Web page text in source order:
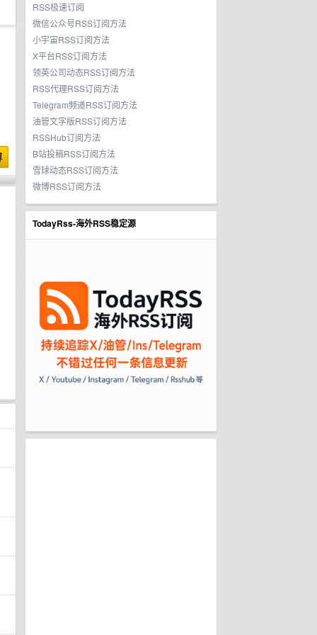
RSS极速订阅
微信公众号RSS订阅方法
小宇宙RSS订阅方法
X平台RSS订阅方法
领英公司动态RSS订阅方法
RSS代理RSS订阅方法
Telegram频道RSS订阅方法
油管文字版RSS订阅方法
RSSHub订阅方法
B站投稿RSS订阅方法
雪球动态RSS订阅方法
微博RSS订阅方法
TodayRss-海外RSS稳定源